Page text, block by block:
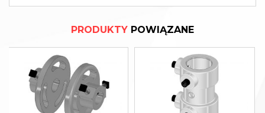
PRODUKTY POWIĄZANE